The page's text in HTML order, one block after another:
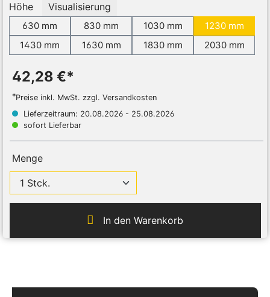
Höhe Visualisierung
630 mm 830 mm 1030 mm
1230 mm
1430 mm
1630 mm 1830 mm 2030 mm
42,28 €*
*Preise inkl. MwSt. zzgl. Versandkosten
Lieferzeitraum: 20.08.2026 - 25.08.2026
sofort Lieferbar
Menge
In den Warenkorb